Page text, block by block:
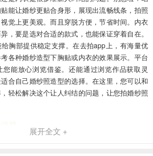
能让婚纱更贴合身形，展现出流畅线条，拍照
觉上更美观。而且穿脱方便，节省时间。内衣
，要是选对合适的款式，也能保证穿着自在。
胸部提供稳定支撑。在去拍app上，有海量优
各种婚纱造型下胸贴或内衣的效果展示。平台
您能放心浏览借鉴。还能通过浏览作品获取灵
合自己婚纱照造型的选择。在这里，您可以和
轻松解决这个让人纠结的问题，让您拍婚纱照
势
展开全文 +